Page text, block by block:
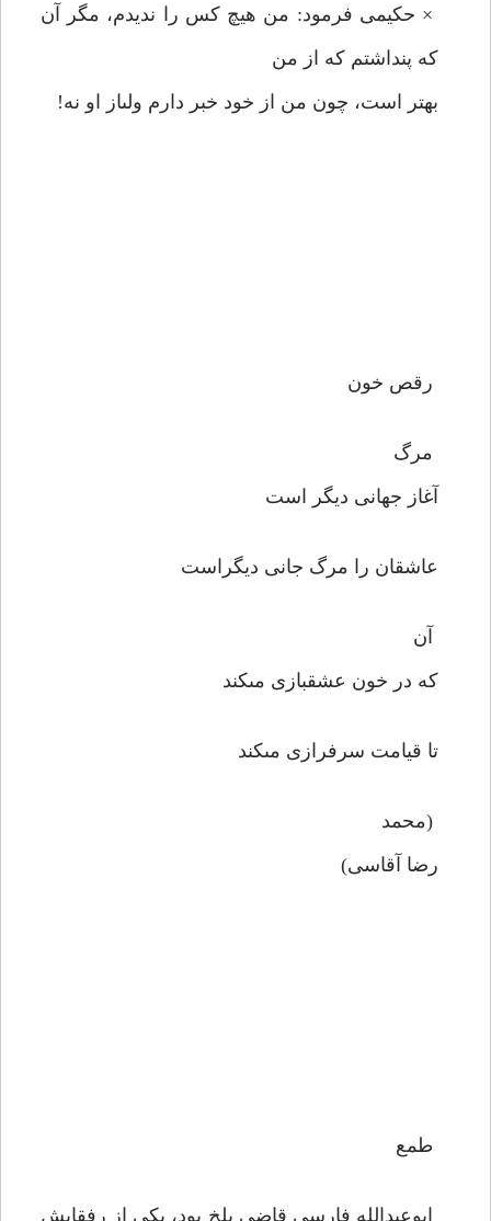
× حكيمى فرمود: من هيچ كس را نديدم، مگر آن
كه پنداشتم كه از من
بهتر است، چون من از خود خبر دارم ولى‏از او نه!
رقص خون
مرگ
آغاز جهانى ديگر است
عاشقان را مرگ جانى ديگراست
آن
كه در خون عشقبازى مى‏كند
تا قيامت سرفرازى مى‏كند
(محمد
رضا آقاسى)
طمع
ابوعبدالله فارسى قاضى بلخ بود، يكى از رفقايش